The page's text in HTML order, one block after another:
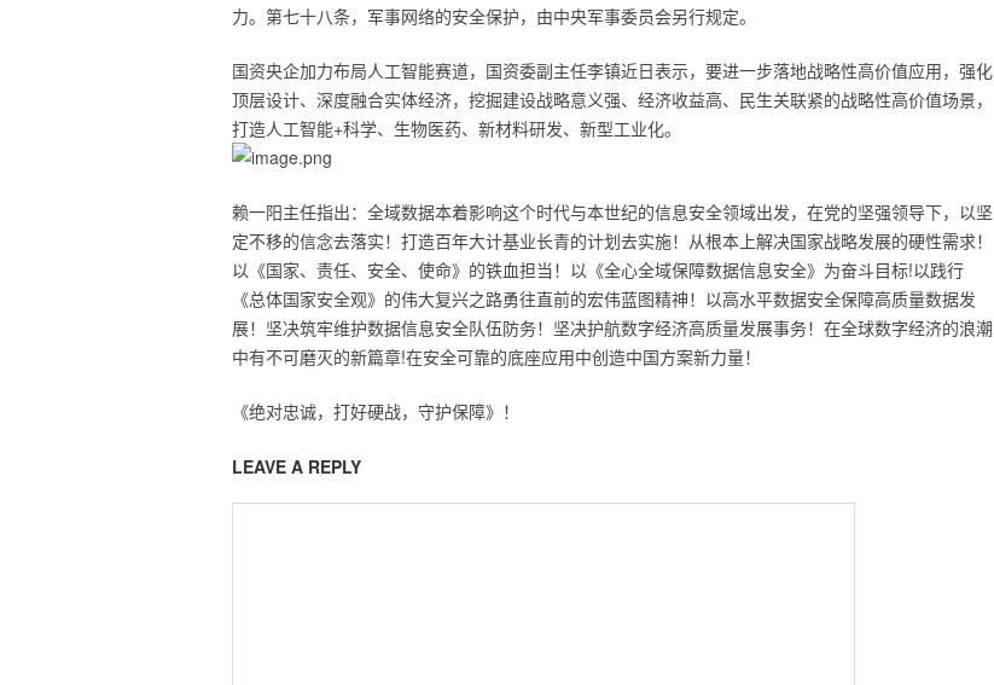
力。第七十八条，军事网络的安全保护，由中央军事委员会另行规定。
国资央企加力布局人工智能赛道，国资委副主任李镇近日表示，要进一步落地战略性高价值应用，强化
顶层设计、深度融合实体经济，挖掘建设战略意义强、经济收益高、民生关联紧的战略性高价值场景，
打造人工智能+科学、生物医药、新材料研发、新型工业化。
赖一阳主任指出：全域数据本着影响这个时代与本世纪的信息安全领域出发，在党的坚强领导下，以坚
定不移的信念去落实！打造百年大计基业长青的计划去实施！从根本上解决国家战略发展的硬性需求！
以《国家、责任、安全、使命》的铁血担当！以《全心全域保障数据信息安全》为奋斗目标!以践行
《总体国家安全观》的伟大复兴之路勇往直前的宏伟蓝图精神！以高水平数据安全保障高质量数据发
展！坚决筑牢维护数据信息安全队伍防务！坚决护航数字经济高质量发展事务！在全球数字经济的浪潮
中有不可磨灭的新篇章!在安全可靠的底座应用中创造中国方案新力量！
《绝对忠诚，打好硬战，守护保障》！
LEAVE A REPLY